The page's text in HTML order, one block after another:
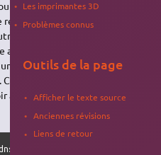
les imprimantes réseaux
sur le réseau
protocole, Avahi (Zeroconf /
réseau assignée (elle
pilote 'Driverless' (sans
doit permettre
en 3.1 ci-dessous).
Les imprimantes 3D
Problèmes connus
Outils de la page
Afficher le texte source
Anciennes révisions
Liens de retour